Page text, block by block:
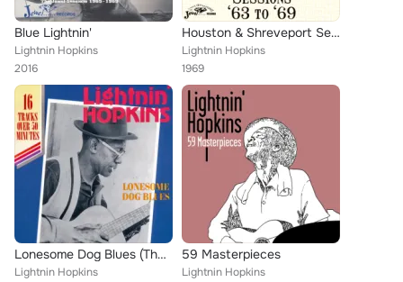
Blue Lightnin'
Lightnin Hopkins
2016
Houston & Shreveport Sessions '63 to '69
Lightnin Hopkins
1969
Lonesome Dog Blues (The RPM Singles 1951-1961)
Lightnin Hopkins
59 Masterpieces
Lightnin Hopkins